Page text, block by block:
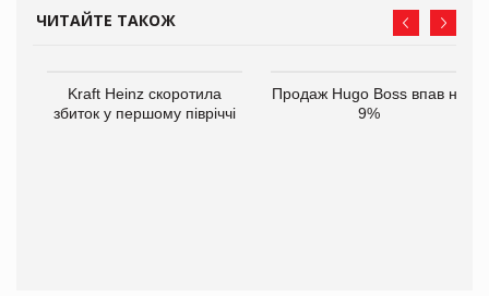
ЧИТАЙТЕ ТАКОЖ
Kraft Heinz скоротила
збиток у першому півріччі
Продаж Hugo Boss впав на
9%